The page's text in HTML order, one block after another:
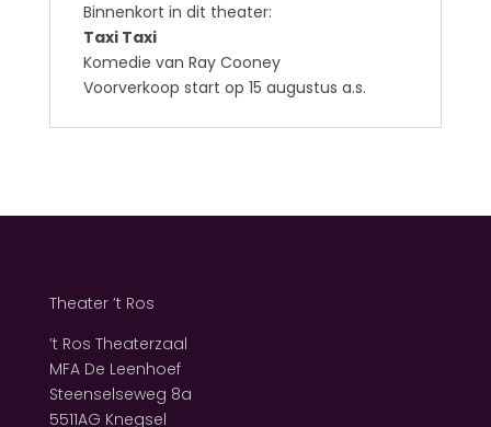
Binnenkort in dit theater:
Taxi Taxi
Komedie van Ray Cooney
Voorverkoop start op 15 augustus a.s.
Theater ’t Ros
’t Ros Theaterzaal
MFA De Leenhoef
Steenselseweg 8a
5511AG Knegsel